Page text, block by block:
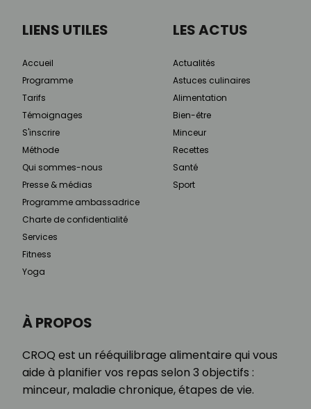
À PROPOS
CROQ est un rééquilibrage alimentaire qui vous
aide à planifier vos repas selon 3 objectifs :
minceur, maladie chronique, étapes de vie.
LIENS UTILES
Accueil
Programme
Tarifs
Témoignages
S'inscrire
Méthode
Qui sommes-nous
Presse & médias
Programme ambassadrice
Charte de confidentialité
Services
Fitness
Yoga
LES ACTUS
Actualités
Astuces culinaires
Alimentation
Bien-être
Minceur
Recettes
Santé
Sport